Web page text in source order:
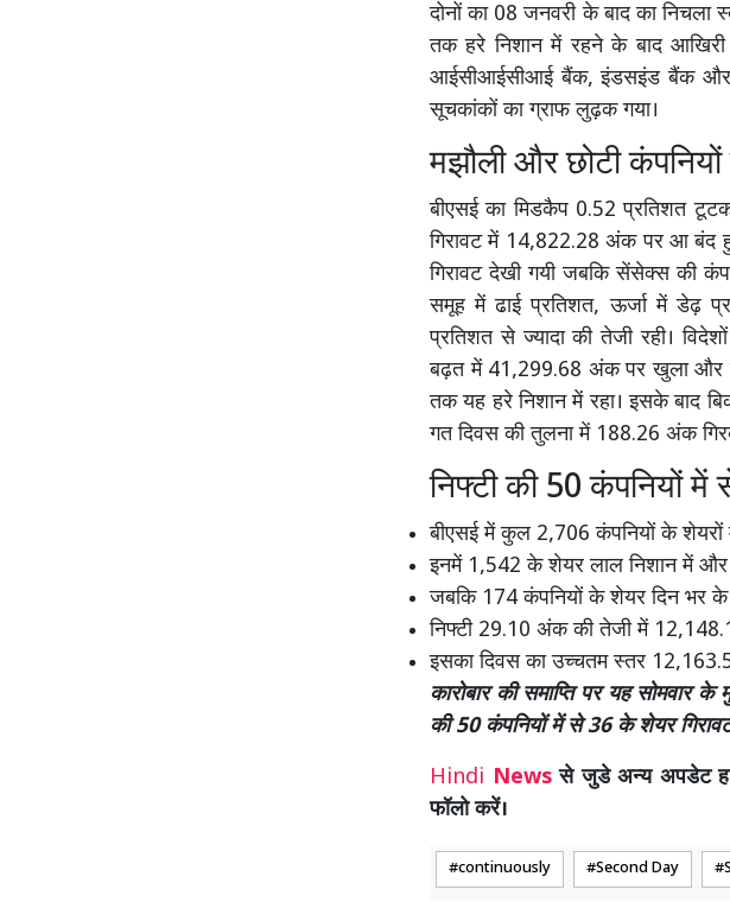
दोनों का 08 जनवरी के बाद का निचला
तक हरे निशान में रहने के बाद आखिरी
आईसीआईसीआई बैंक, इंडसइंड बैंक और
सूचकांकों का ग्राफ लुढ़क गया।
मझौली और छोटी
बीएसई का मिडकैप 0.52 प्रतिशत
गिरावट में 14,822.28 अंक पर आ बंद
गिरावट देखी गयी जबकि सेंसेक्स की
समूह में ढाई प्रतिशत, ऊर्जा में डेढ़
प्रतिशत से ज्यादा की तेजी रही।
बढ़त में 41,299.68 अंक पर खुला और
तक यह हरे निशान में रहा। इसके बाद
गत दिवस की तुलना में 188.26 अंक
निफ्टी की 50 कंपनियों
बीएसई में कुल 2,706 कंपनियों के शेयरों
इनमें 1,542 के शेयर लाल निशान में
जबकि 174 कंपनियों के शेयर दिन भर के
निफ्टी 29.10 अंक की तेजी में
इसका दिवस का उच्चतम स्तर
कारोबार की समाप्ति पर यह
की 50 कंपनियों में से 36 के शेयर
Hindi Newsसे जुडे अन्य अपडेट
फॉलो करें।
continuously Second Day